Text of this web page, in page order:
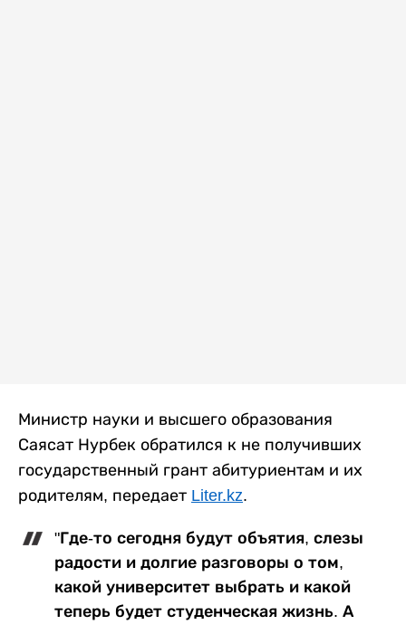
Министр науки и высшего образования
Саясат Нурбек обратился к не получивших
государственный грант абитуриентам и их
родителям, передает Liter.kz.
"Где-то сегодня будут объятия, слезы
радости и долгие разговоры о том,
какой университет выбрать и какой
теперь будет студенческая жизнь. А